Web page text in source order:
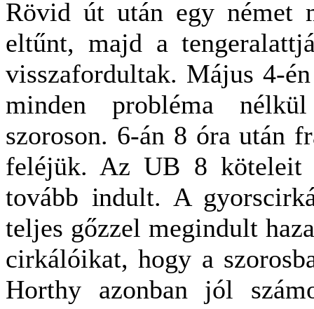
Rövid út után egy német
eltűnt, majd a
visszafordultak. Május 4-
minden probléma
szoroson. 6-án 8 óra után
feléjük. Az UB 8 köteleit
tovább indult. A
teljes gőzzel megindult
cirkálóikat, hogy a
Horthy azonban jól